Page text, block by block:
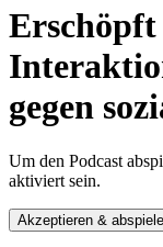
Erschöpft
gegen
Um den Podcast
aktiviert sein.
Akzeptieren &